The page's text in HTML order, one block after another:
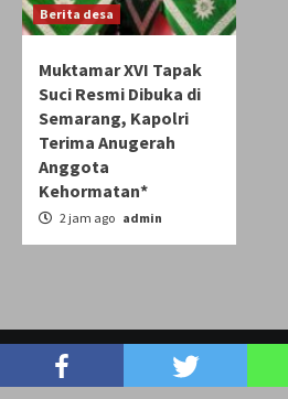
Berita desa
Muktamar XVI Tapak
Suci Resmi Dibuka di
Semarang, Kapolri
Terima Anugerah
Anggota
Kehormatan*
2 jam ago admin
Copyright ©